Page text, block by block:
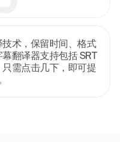
技术，保留时间、格式
翻译器支持包括 SRT
需点击几下，即可提